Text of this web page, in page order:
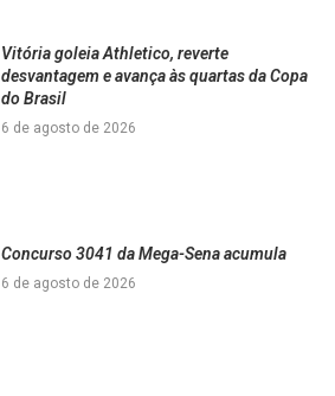
Vitória goleia Athletico, reverte
desvantagem e avança às quartas da Copa
do Brasil
6 de agosto de 2026
Concurso 3041 da Mega-Sena acumula
6 de agosto de 2026